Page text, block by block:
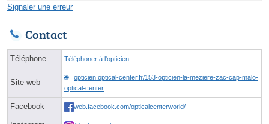
Signaler une erreur
Contact
Téléphone Téléphoner à l'opticien
Site web
opticien.optical-center.fr/153-opticien-la-meziere-zac-cap-malo-
optical-center
Facebook web.facebook.com/opticalcenterworld/